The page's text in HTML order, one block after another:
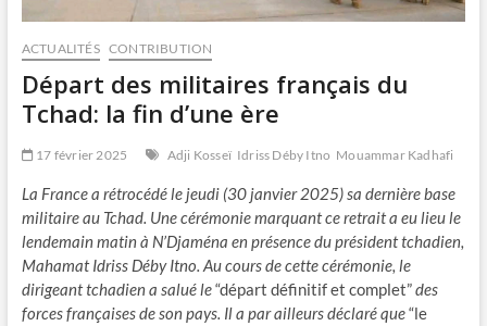
ACTUALITÉS CONTRIBUTION
Départ des militaires français du
Tchad: la fin d’une ère
17 février 2025 Adji Kosseï Idriss Déby Itno Mouammar Kadhafi
La France a rétrocédé le jeudi (30 janvier 2025) sa dernière base
militaire au Tchad. Une cérémonie marquant ce retrait a eu lieu le
lendemain matin à N’Djaména en présence du président tchadien,
Mahamat Idriss Déby Itno. Au cours de cette cérémonie, le
dirigeant tchadien a salué le“départ définitif et complet”des
forces françaises de son pays. Il a par ailleurs déclaré que“le